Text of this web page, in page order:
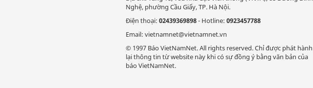
Nghệ, phường Cầu Giấy, TP. Hà Nội.
Điện thoại: 02439369898- Hotline: 0923457788
Email: vietnamnet@vietnamnet.vn
© 1997 Báo VietNamNet. All rights reserved. Chỉ được phát hành
lại thông tin từ website này khi có sự đồng ý bằng văn bản của
báo VietNamNet.